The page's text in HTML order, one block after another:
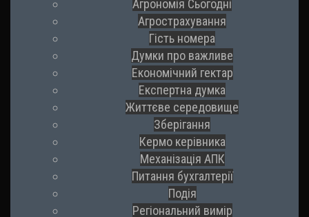
Агрономія Сьогодні
Агрострахування
Гість номера
Думки про важливе
Економічний гектар
Експертна думка
Життєве середовище
Зберігання
Кермо керівника
Механізація АПК
Питання бухгалтерії
Подія
Регіональний вимір